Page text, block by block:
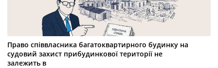
Право співвласника багатоквартирного будинку на
судовий захист прибудинкової території не
залежить в